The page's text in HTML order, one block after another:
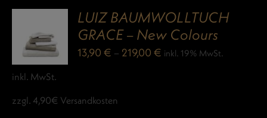
LUIZ BAUMWOLLTUCH
GRACE – New Colours
13,90€ – 219,00€ inkl. 19% MwSt.
inkl. MwSt.
zzgl. 4,90€ Versandkosten